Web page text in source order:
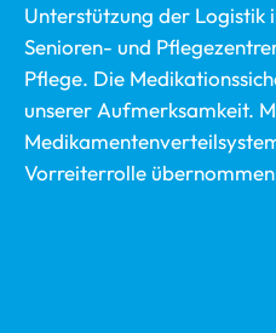
Unterstützung der Logistik
Senioren- und
Pflege. Die
unserer Aufmerksamkeit.
Vorreiterrolle